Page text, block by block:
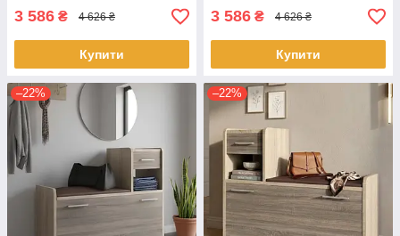
3 586 ₴ 4 626 ₴
Купити
3 586 ₴ 4 626 ₴
Купити
–22% –22%